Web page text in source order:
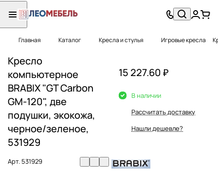
Главная Каталог Кресла и стулья Игровые кресла
Кресло
компьютерное
BRABIX "GT Carbon
GM-120", две
подушки, экокожа,
черное/зеленое,
531929
Арт. 531929
15 227.60 ₽
В наличии
Рассчитать доставку
Нашли дешевле?